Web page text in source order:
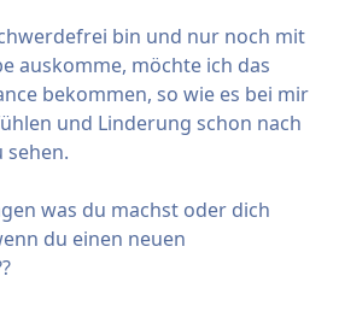
bin und nur noch mit
auskomme, möchte ich das
bekommen, so wie es bei mir
und Linderung schon nach
sehen.
was du machst oder dich
du einen neuen